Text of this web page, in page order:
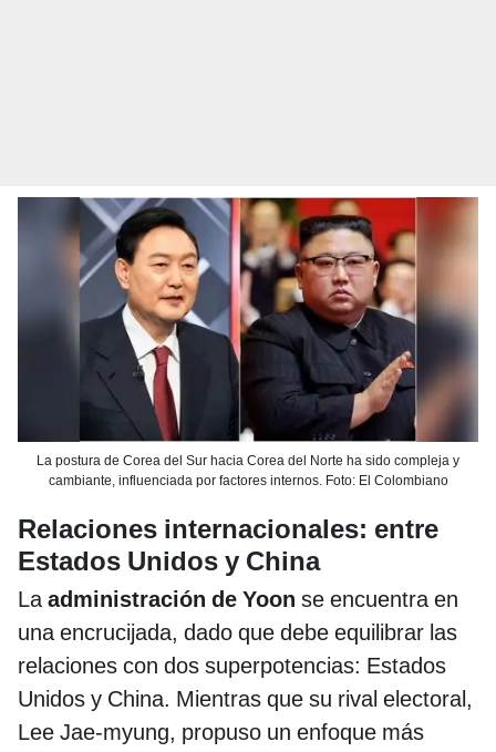
La postura de Corea del Sur hacia Corea del Norte ha sido compleja y
cambiante, influenciada por factores internos. Foto: El Colombiano
Relaciones internacionales: entre
Estados Unidos y China
La administración de Yoon se encuentra en
una encrucijada, dado que debe equilibrar las
relaciones con dos superpotencias: Estados
Unidos y China. Mientras que su rival electoral,
Lee Jae-myung, propuso un enfoque más